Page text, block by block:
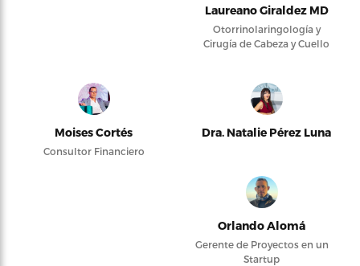
Laureano Giraldez MD
Otorrinolaringología y
Cirugía de Cabeza y Cuello
Moises Cortés
Consultor Financiero
Dra. Natalie Pérez Luna
Orlando Alomá
Gerente de Proyectos en un
Startup